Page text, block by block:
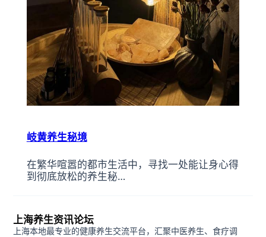
岐黄养生秘境
在繁华喧嚣的都市生活中，寻找一处能让身心得
到彻底放松的养生秘…
上海养生资讯论坛
上海本地最专业的健康养生交流平台，汇聚中医养生、食疗调